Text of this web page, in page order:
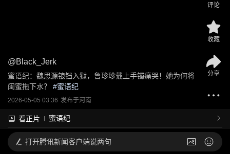
@Black_Jerk
蜜语纪：魏思源锒铛入狱，鲁珍珍戴上手镯痛哭！她为何将
闺蜜拖下水？
#蜜语纪
2026-05-05 03:36 发布于河南
看正片 蜜语纪
评论
收藏
分享
打开腾讯新闻客户端说两句